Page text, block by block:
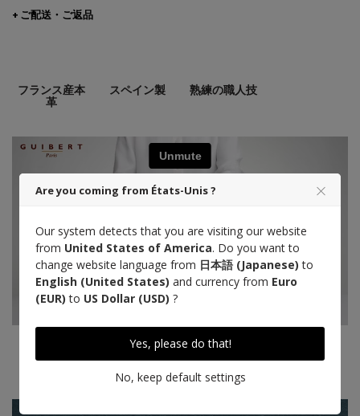
ご配送・ご返品
フランス産本
革
スペイン製 熟練の職人技
Handmade
Designed in Paris
Are you coming from États-Unis ?
Our system detects that you are visiting our website
from United States of America. Do you want to
change website language from 日本語 (Japanese) to
English (United States) and currency from Euro
(EUR) to US Dollar (USD) ?
Yes, please do that!
No, keep default settings